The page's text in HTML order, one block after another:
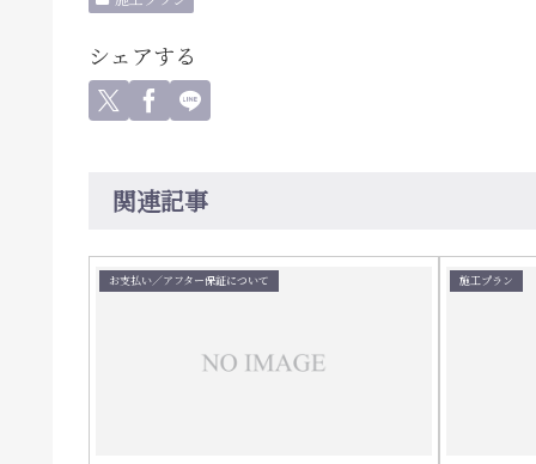
シェアする
関連記事
お支払い／アフター保証について 施工プラン